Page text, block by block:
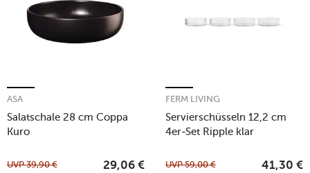
Salatschale 28 cm Coppa
Kuro
ASA
UVP39,90 € 29,06 €
Servierschüsseln 12,2 cm
4er-Set Ripple klar
FERM LIVING
UVP59,00 € 41,30 €